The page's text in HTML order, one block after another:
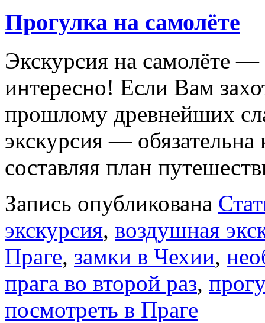
Прогулка на самолёте
Экскурсия на самолёте
интересно! Если Вам
прошлому древнейших
экскурсия —
составляя план
Запись опубликована
экскурсия, воздушная
Праге, замки в Чехии,
прага во второй раз,
посмотреть в Праге